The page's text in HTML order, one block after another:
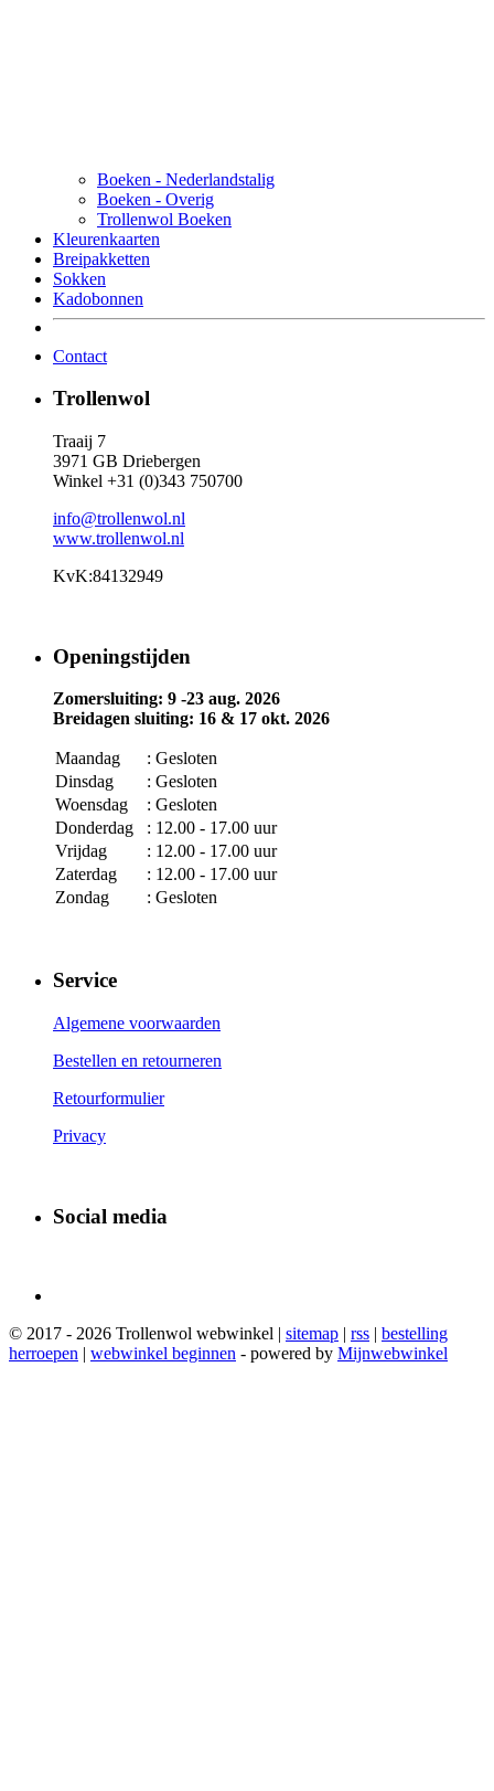
Boeken - Nederlandstalig
Boeken - Overig
Trollenwol Boeken
Kleurenkaarten
Breipakketten
Sokken
Kadobonnen
Contact
Trollenwol
Traaij 7
3971 GB Driebergen
Winkel +31 (0)343 750700
info@trollenwol.nl
www.trollenwol.nl
KvK:84132949
Openingstijden
Zomersluiting: 9 -23 aug. 2026
Breidagen sluiting: 16 & 17 okt. 2026
Maandag
: Gesloten
Dinsdag
: Gesloten
Woensdag
: Gesloten
Donderdag
: 12.00 - 17.00 uur
Vrijdag
: 12.00 - 17.00 uur
Zaterdag
: 12.00 - 17.00 uur
Zondag
: Gesloten
Service
Algemene voorwaarden
Bestellen en retourneren
Retourformulier
Privacy
Social media
© 2017 - 2026 Trollenwol webwinkel | sitemap | rss | bestelling
herroepen | webwinkel beginnen - powered by Mijnwebwinkel